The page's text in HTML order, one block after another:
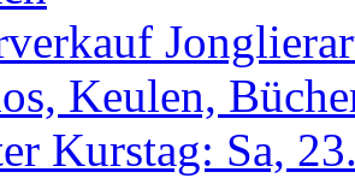
Keulen,
Kurstag: Sa,